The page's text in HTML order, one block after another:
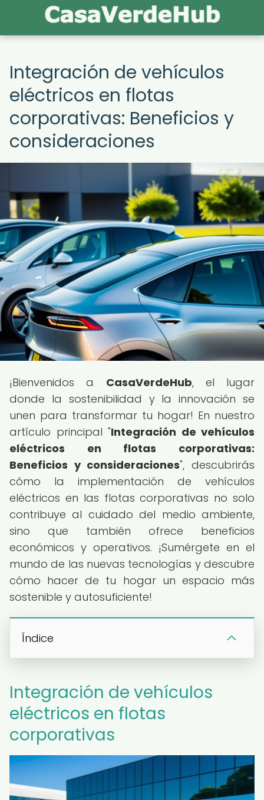
Integración de vehículos
eléctricos en flotas
corporativas: Beneficios y
consideraciones
¡Bienvenidos a CasaVerdeHub, el lugar
donde la sostenibilidad y la innovación se
unen para transformar tu hogar! En nuestro
artículo principal "Integración de vehículos
eléctricos en flotas corporativas:
Beneficios y consideraciones", descubrirás
cómo la implementación de vehículos
eléctricos en las flotas corporativas no solo
contribuye al cuidado del medio ambiente,
sino que también ofrece beneficios
económicos y operativos. ¡Sumérgete en el
mundo de las nuevas tecnologías y descubre
cómo hacer de tu hogar un espacio más
sostenible y autosuficiente!
Índice
Integración de vehículos
eléctricos en flotas
corporativas